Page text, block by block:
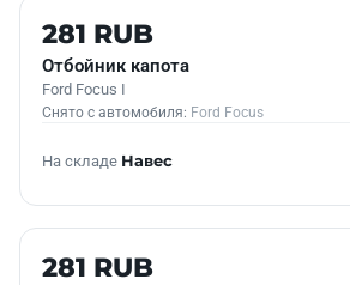
Б/У В НАЛИЧИИ
281 RUB
Отбойник капота
Ford Focus I
Снято с автомобиля: Ford Focus
На складе Навес
Б/У В НАЛИЧИИ
281 RUB